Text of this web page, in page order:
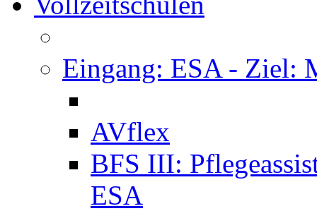
Eingang: ESA - Ziel:
AVflex
BFS III:
ESA